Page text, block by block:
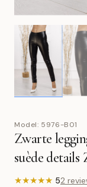
Model: 5976-B01
Zwarte
suède details
★★★★★ 52